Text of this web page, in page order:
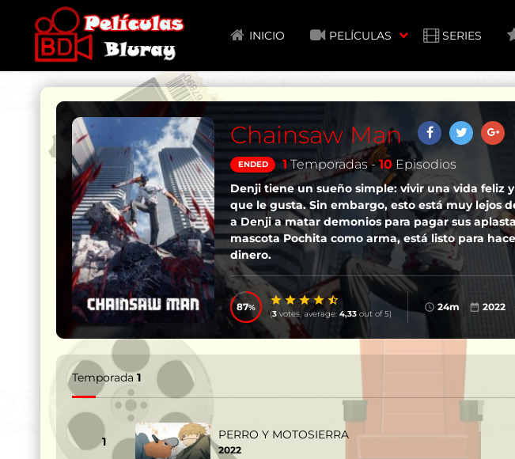
INICIO PELÍCULAS SERIES
Chainsaw Man
ENDED 1 Temporadas -10Episodios
Denji tiene un sueño simple: vivir una vida feliz
que le gusta. Sin embargo, esto está muy lejos
a Denji a matar demonios para pagar sus
mascota Pochita como arma, está listo para
dinero.
87
(3 votes, average: 4,33 out of 5)
24m 2022
Temporada 1
1 PERRO Y MOTOSIERRA
2022